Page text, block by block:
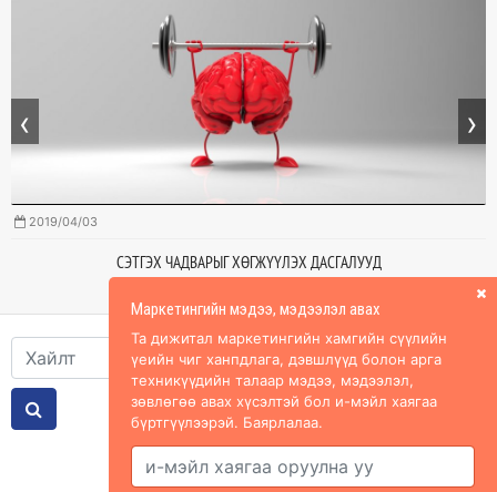
2019/04/03
СЭТГЭХ ЧАДВАРЫГ ХӨГЖҮҮЛЭХ ДАСГАЛУУД
‹ ›
Маркетингийн мэдээ, мэдээлэл авах
Та дижитал маркетингийн хамгийн сүүлийн
үеийн чиг ханпдлага, дэвшлүүд болон арга
техникүүдийн талаар мэдээ, мэдээлэл,
зөвлөгөө авах хүсэлтэй бол и-мэйл хаягаа
бүртгүүлээрэй. Баярлалаа.